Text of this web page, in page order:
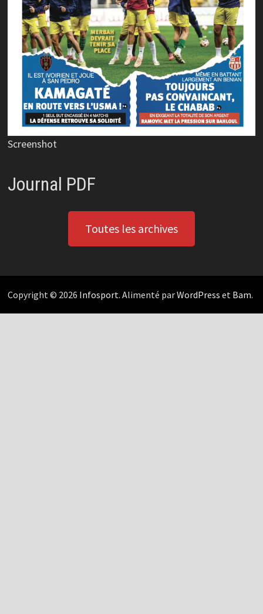
Screenshot
Journal PDF
Toutes les archives
Copyright © 2026 Infosport. Alimenté parWordPress et Bam.